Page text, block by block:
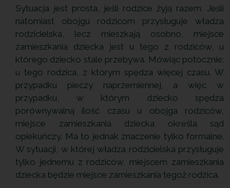
Sytuacja jest prosta, jeśli rodzice żyją razem. Jeśli
natomiast obojgu rodzicom przysługuje władza
rodzicielska, lecz mieszkają osobno, miejsce
zamieszkania dziecka jest u tego z rodziców, u
którego dziecko stale przebywa. Mówiąc potocznie:
u tego rodzica, z którym spędza więcej czasu. W
przypadku pieczy naprzemiennej, a więc w
przypadku, w którym dziecko spędza
porównywalną ilość czasu u obojga rodziców,
miejsce zamieszkania dziecka określa sąd
opiekuńczy. Ma to jednak znaczenie tylko formalne.
W sytuacji, w której władza rodzicielska przysługuje
tylko jednemu z rodziców, miejscem zamieszkania
dziecka będzie miejsce zamieszkania tegoż rodzica.